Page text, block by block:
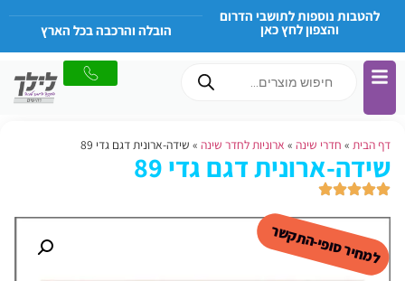
להטבות נוספות לתושבי הדרום
והצפון לחץ כאן הובלה והרכבה בכל הארץ
דף הבית » חדרי שינה » ארוניות לחדר שינה » שידה-ארונית דגם גדי 89
שידה-ארונית דגם גדי 89
למחיר סופי-התקשר